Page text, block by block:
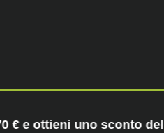
€ e ottieni uno sconto del